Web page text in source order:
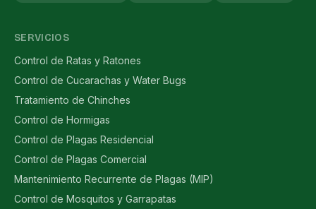
SERVICIOS
Control de Ratas y Ratones
Control de Cucarachas y Water Bugs
Tratamiento de Chinches
Control de Hormigas
Control de Plagas Residencial
Control de Plagas Comercial
Mantenimiento Recurrente de Plagas (MIP)
Control de Mosquitos y Garrapatas